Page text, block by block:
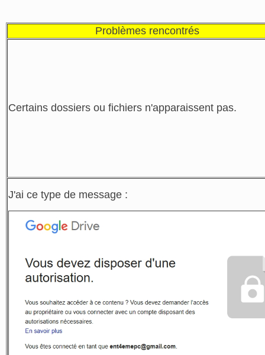
Problèmes rencontrés
Certains dossiers ou fichiers n'apparaissent pas.
J'ai ce type de message :